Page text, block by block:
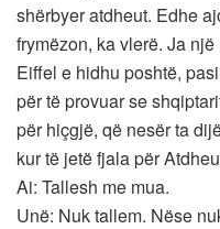
shërbyer atdheut. Edhe
frymëzon, ka vlerë. Ja
Eiffel e hidhu poshtë,
për të provuar se
për hiçgjë, që nesër ta
kur të jetë fjala për
Ai: Tallesh me mua.
Unë: Nuk tallem. Nëse